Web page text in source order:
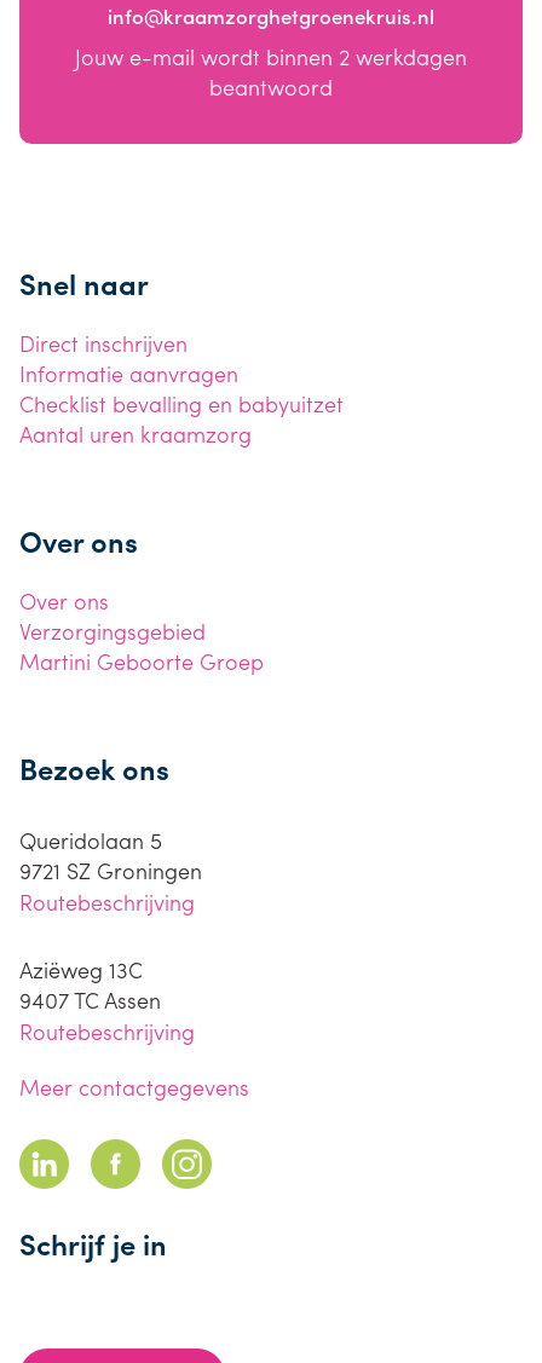
info@kraamzorghetgroenekruis.nl
Jouw e-mail wordt binnen 2 werkdagen
beantwoord
Snel naar
Direct inschrijven
Informatie aanvragen
Checklist bevalling en babyuitzet
Aantal uren kraamzorg
Over ons
Over ons
Verzorgingsgebied
Martini Geboorte Groep
Bezoek ons
Queridolaan 5
9721 SZ Groningen
Routebeschrijving
Aziëweg 13C
9407 TC Assen
Routebeschrijving
Meer contactgegevens
Schrijf je in